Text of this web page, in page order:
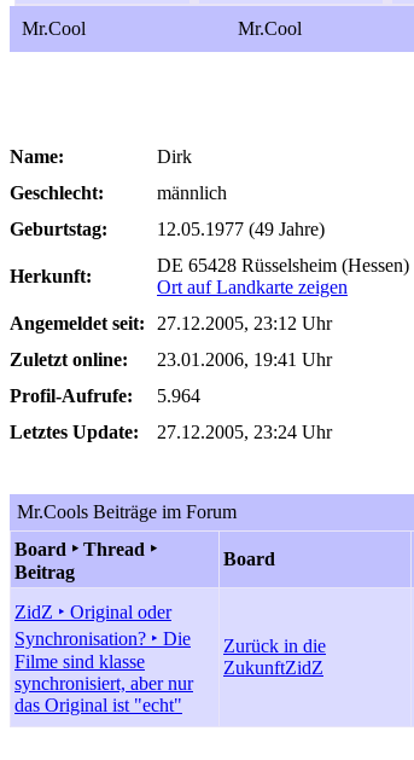
Mr.Cool
Mr.Cool
Name:
Dirk
Geschlecht:
männlich
Geburtstag:
12.05.1977 (49 Jahre)
Herkunft:
DE 65428 Rüsselsheim (Hessen)
Ort auf Landkarte zeigen
Angemeldet seit:
27.12.2005, 23:12 Uhr
Zuletzt online:
23.01.2006, 19:41 Uhr
Profil-Aufrufe:
5.964
Letztes Update:
27.12.2005, 23:24 Uhr
Mr.Cools Beiträge im Forum
Board ‣ Thread ‣
Beitrag
Board
ZidZ ‣ Original oder
Synchronisation? ‣ Die
Filme sind klasse
synchronisiert, aber nur
das Original ist "echt"
Zurück in die
ZukunftZidZ